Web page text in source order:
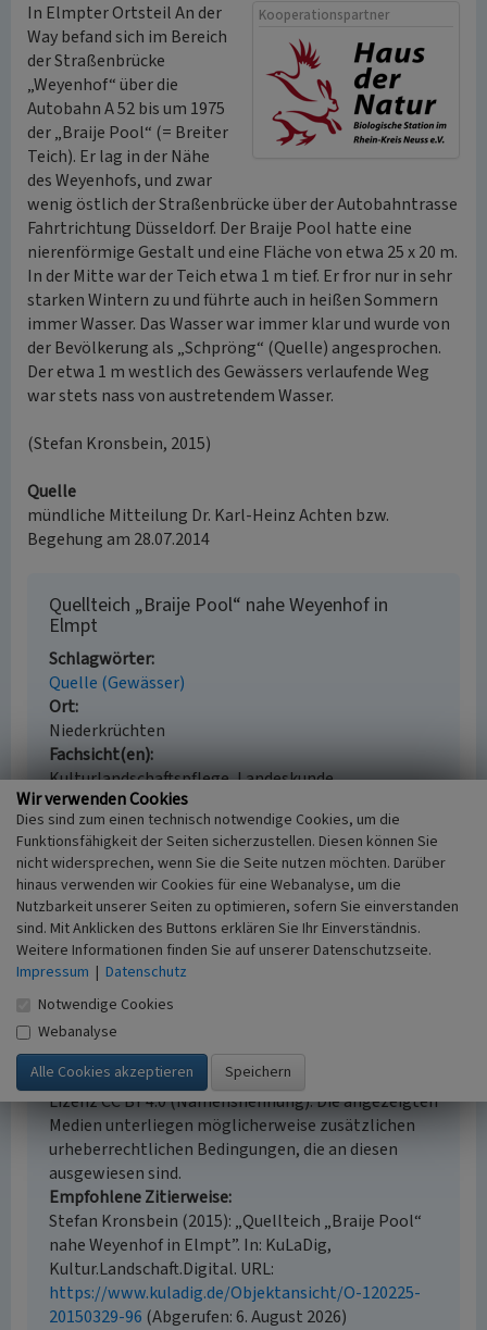
Kooperationspartner
In Elmpter Ortsteil An der
Way befand sich im Bereich
der Straßenbrücke
„Weyenhof“ über die
Autobahn A 52 bis um 1975
der „Braije Pool“ (= Breiter
Teich). Er lag in der Nähe
des Weyenhofs, und zwar
wenig östlich der Straßenbrücke über der Autobahntrasse
Fahrtrichtung Düsseldorf. Der Braije Pool hatte eine
nierenförmige Gestalt und eine Fläche von etwa 25 x 20 m.
In der Mitte war der Teich etwa 1 m tief. Er fror nur in sehr
starken Wintern zu und führte auch in heißen Sommern
immer Wasser. Das Wasser war immer klar und wurde von
der Bevölkerung als „Schpröng“ (Quelle) angesprochen.
Der etwa 1 m westlich des Gewässers verlaufende Weg
war stets nass von austretendem Wasser.
(Stefan Kronsbein, 2015)
Quelle
mündliche Mitteilung Dr. Karl-Heinz Achten bzw.
Begehung am 28.07.2014
Quellteich „Braije Pool“ nahe Weyenhof in
Elmpt
Schlagwörter
Quelle (Gewässer)
Ort
Niederkrüchten
Fachsicht(en)
Kulturlandschaftspflege, Landeskunde
Erfassungsmaßstab
i.d.R. 1:5.000 (größer als 1:20.000)
Erfassungsmethode
mündliche Hinweise Ortsansässiger, Ortskundiger
Historischer Zeitraum
Ende 1970 bis 1980
Empfohlene Zitierweise
Urheberrechtlicher Hinweis
Der hier präsentierte Inhalt steht unter der freien
Lizenz CC BY 4.0 (Namensnennung). Die angezeigten
Medien unterliegen möglicherweise zusätzlichen
urheberrechtlichen Bedingungen, die an diesen
ausgewiesen sind.
Empfohlene Zitierweise
Stefan Kronsbein (2015): „Quellteich „Braije Pool“
nahe Weyenhof in Elmpt”. In: KuLaDig,
Kultur.Landschaft.Digital. URL:
https://www.kuladig.de/Objektansicht/O-120225-
20150329-96 (Abgerufen: 6. August 2026)
Wir verwenden Cookies
Dies sind zum einen technisch notwendige Cookies, um die
Funktionsfähigkeit der Seiten sicherzustellen. Diesen können Sie
nicht widersprechen, wenn Sie die Seite nutzen möchten. Darüber
hinaus verwenden wir Cookies für eine Webanalyse, um die
Nutzbarkeit unserer Seiten zu optimieren, sofern Sie einverstanden
sind. Mit Anklicken des Buttons erklären Sie Ihr Einverständnis.
Weitere Informationen finden Sie auf unserer Datenschutzseite.
Impressum | Datenschutz
Notwendige Cookies
Webanalyse